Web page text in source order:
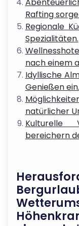
Rafting
Regionale
Spezialitäten.
nach einem
Idyllische
Genießen ein.
natürlicher
Kulturelle
bereichern